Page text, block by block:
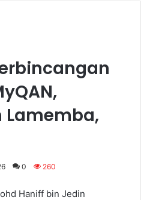
Lamemba,
0 260
Haniff bin Jedin